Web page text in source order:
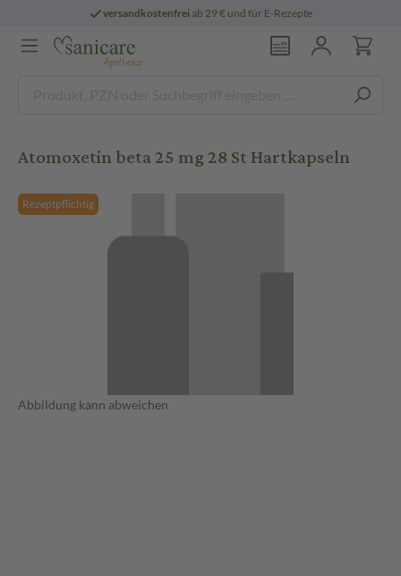
versandkostenfreiab 29 € und für E-Rezepte
Atomoxetin beta 25 mg 28 St Hartkapseln
Rezeptpflichtig
Abbildung kann abweichen